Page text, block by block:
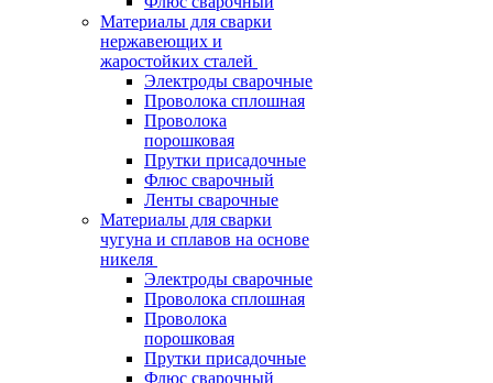
Материалы для сварки
нержавеющих и
жаростойких сталей
Электроды сварочные
Проволока сплошная
Проволока
порошковая
Прутки присадочные
Флюс сварочный
Ленты сварочные
Материалы для сварки
чугуна и сплавов на основе
никеля
Электроды сварочные
Проволока сплошная
Проволока
порошковая
Прутки присадочные
Флюс сварочный